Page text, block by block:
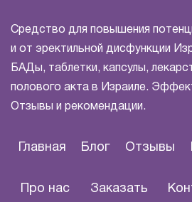
Средство для повышения
и от эректильной дисфункции
БАДы, таблетки, капсулы,
полового акта в Израиле.
Отзывы и рекомендации.
Главная Блог Отзывы
Про нас Заказать